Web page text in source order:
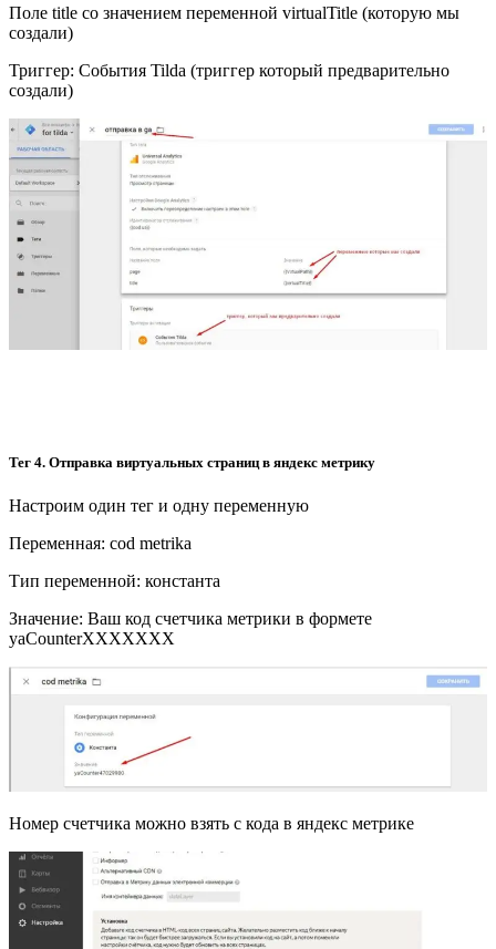
Поле title со значением переменной virtualTitle (которую мы
создали)
Триггер: События Tilda (триггер который предварительно
создали)
Тег 4. Отправка виртуальных страниц в яндекс метрику
Настроим один тег и одну переменную
Переменная: cod metrika
Тип переменной: константа
Значение: Ваш код счетчика метрики в формете
yaCounterХХХХХХХ
Номер счетчика можно взять с кода в яндекс метрике